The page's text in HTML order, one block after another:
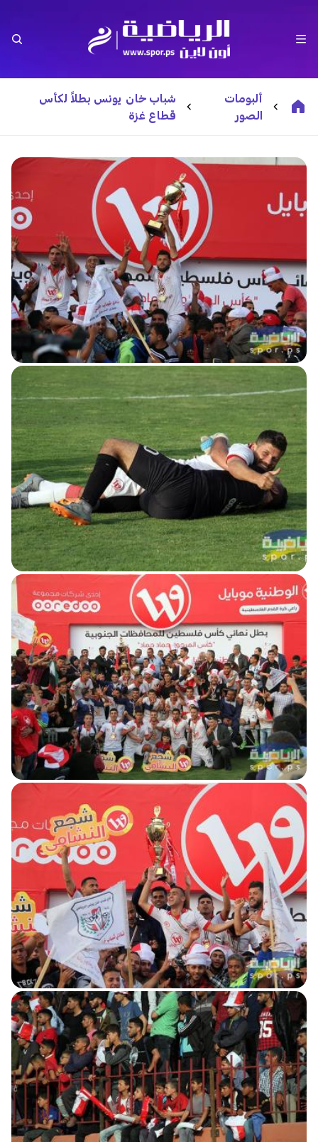
ألبومات
الصور
شباب خان يونس بطلاً لكأس
قطاع غزة